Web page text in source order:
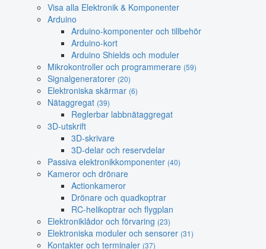
Visa alla Elektronik & Komponenter
Arduino
Arduino-komponenter och tillbehör
Arduino-kort
Arduino Shields och moduler
Mikrokontroller och programmerare (59)
Signalgeneratorer (20)
Elektroniska skärmar (6)
Nätaggregat (39)
Reglerbar labbnätaggregat
3D-utskrift
3D-skrivare
3D-delar och reservdelar
Passiva elektronikkomponenter (40)
Kameror och drönare
Actionkameror
Drönare och quadkoptrar
RC-helikoptrar och flygplan
Elektroniklådor och förvaring (23)
Elektroniska moduler och sensorer (31)
Kontakter och terminaler (37)